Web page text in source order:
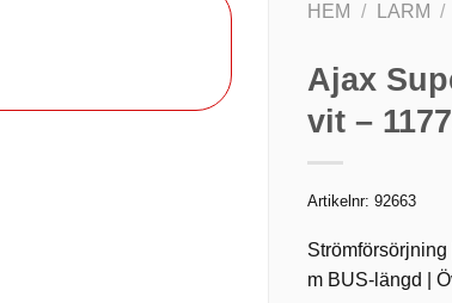
HEM / LARM /
Ajax
vit –
Artikelnr: 92663
m BUS-längd |